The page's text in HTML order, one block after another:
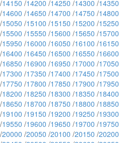
/14150 /14200 /14250 /14300 /14350
/14600 /14650 /14700 /14750 /14800
/15050 /15100 /15150 /15200 /15250
/15500 /15550 /15600 /15650 /15700
/15950 /16000 /16050 /16100 /16150
/16400 /16450 /16500 /16550 /16600
/16850 /16900 /16950 /17000 /17050
/17300 /17350 /17400 /17450 /17500
/17750 /17800 /17850 /17900 /17950
/18200 /18250 /18300 /18350 /18400
/18650 /18700 /18750 /18800 /18850
/19100 /19150 /19200 /19250 /19300
/19550 /19600 /19650 /19700 /19750
/20000 /20050 /20100 /20150 /20200